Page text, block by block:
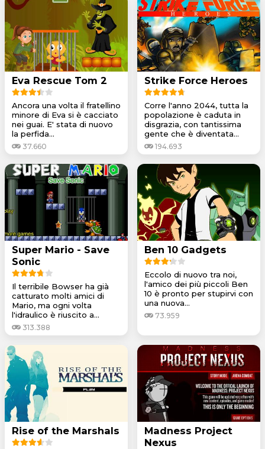
Eva Rescue Tom 2
Ancora una volta il fratellino
minore di Eva si è cacciato
nei guai. E' stata di nuovo
la perfida...
37.660
Strike Force Heroes
Corre l'anno 2044, tutta la
popolazione è caduta in
disgrazia, con tantissima
gente che è diventata...
194.693
Super Mario - Save
Sonic
Il terribile Bowser ha già
catturato molti amici di
Mario, ma ogni volta
l'idraulico è riuscito a...
313.388
Ben 10 Gadgets
Eccolo di nuovo tra noi,
l'amico dei più piccoli Ben
10 è pronto per stupirvi con
una nuova...
73.959
Rise of the Marshals
Madness Project
Nexus